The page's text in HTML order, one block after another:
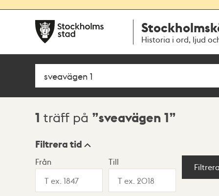
navigationen
huvudinnehållet
Historia i ord, ljud
Sök
Sökresultat
1 träff på sveavägen 1
Visningsläge
Filtrera tid
Från Till